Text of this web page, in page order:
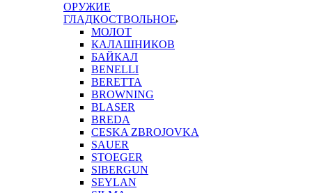
ОРУЖИЕ
ГЛАДКОСТВОЛЬНОЕ
МОЛОТ
КАЛАШНИКОВ
БАЙКАЛ
BENELLI
BERETTA
BROWNING
BLASER
BREDA
CESKA ZBROJOVKA
SAUER
STOEGER
SIBERGUN
SEYLAN